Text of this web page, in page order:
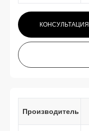
КОНСУЛЬТАЦИЯ
Производитель